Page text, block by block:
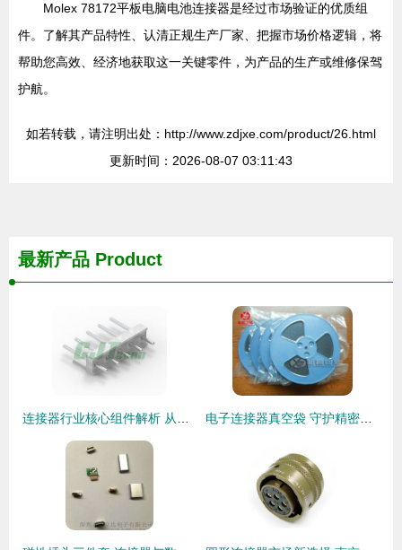
Molex 78172平板电脑电池连接器是经过市场验证的优质组
件。了解其产品特性、认清正规生产厂家、把握市场价格逻辑，将
帮助您高效、经济地获取这一关键零件，为产品的生产或维修保驾
护航。
如若转载，请注明出处：http://www.zdjxe.com/product/26.html
更新时间：2026-08-07 03:11:43
最新产品 Product